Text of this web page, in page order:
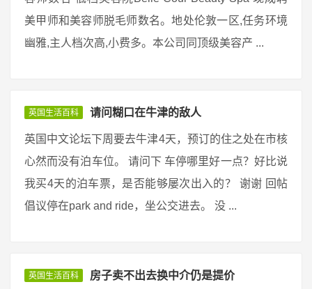
美甲师和美容师脱毛师数名。地处伦敦一区,任务环境
幽雅,主人档次高,小费多。本公司同顶级美容产 ...
英国生活百科 请问糊口在牛津的敌人
英国中文论坛下周要去牛津4天，预订的住之处在市核
心然而没有泊车位。 请问下 车停哪里好一点？好比说
我买4天的泊车票，是否能够屡次出入的？ 谢谢 回帖
倡议停在park and ride，坐公交进去。 没 ...
英国生活百科 房子卖不出去换中介仍是提价